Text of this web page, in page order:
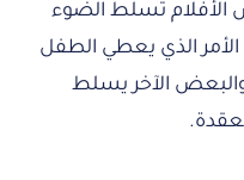
الأفلام تسلط الضوء
الأمر الذي يعطي الطفل
الآخر يسلط